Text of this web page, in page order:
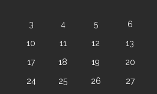
3
4 5 6
10
11 12 13
17
18 19 20
24
25 26 27